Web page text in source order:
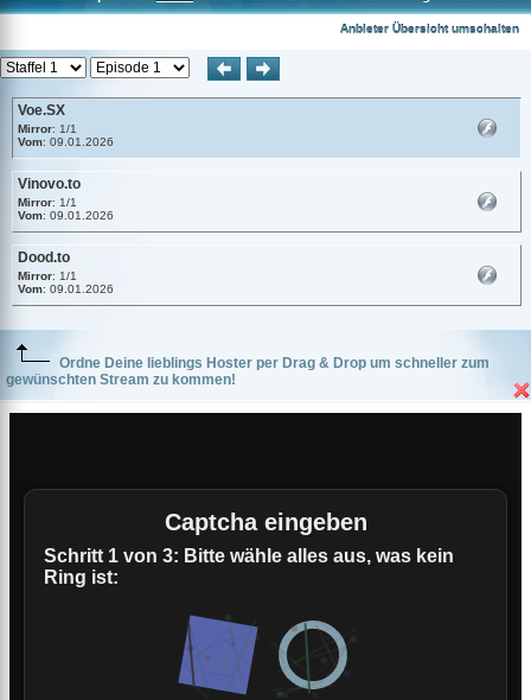
Anbieter Übersicht umschalten
Voe.SX
Mirror: 1/1
Vom: 09.01.2026
Vinovo.to
Mirror: 1/1
Vom: 09.01.2026
Dood.to
Mirror: 1/1
Vom: 09.01.2026
Ordne Deine lieblings Hoster per Drag & Drop um schneller zum
gewünschten Stream zu kommen!